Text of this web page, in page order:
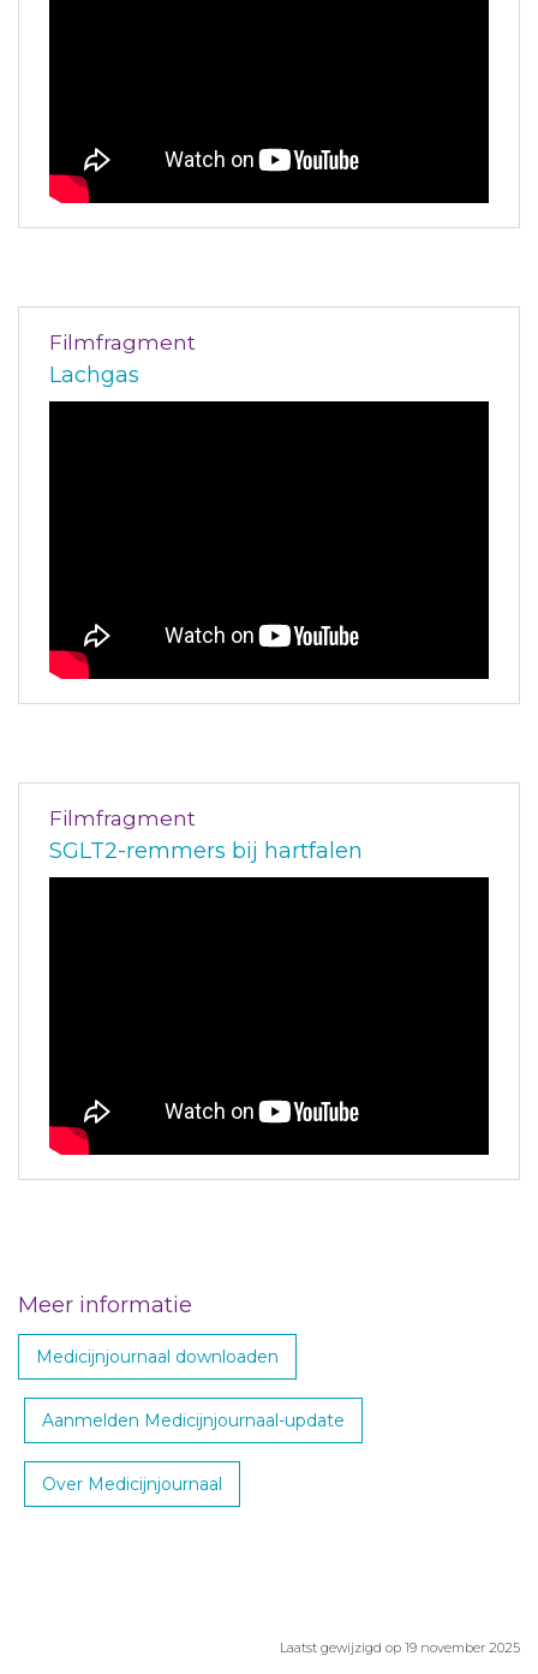
Filmfragment
Lachgas
Filmfragment
SGLT2-remmers bij hartfalen
Meer informatie
Medicijnjournaal downloaden
Aanmelden Medicijnjournaal-update
Over Medicijnjournaal
Laatst gewijzigd op 19 november 2025